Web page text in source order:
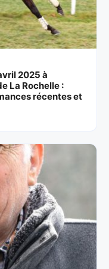
2025 à
La Rochelle :
récentes et